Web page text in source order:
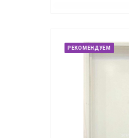
РЕКОМЕНДУЕМ